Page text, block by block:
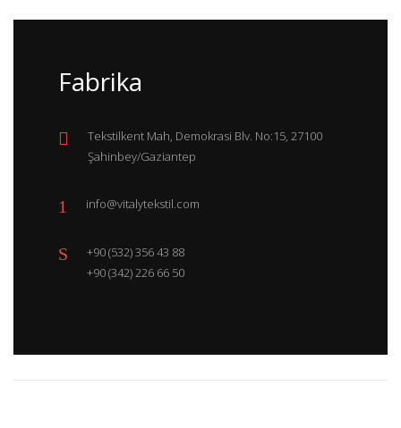
Fabrika
Tekstilkent Mah, Demokrasi Blv. No:15, 27100
Şahinbey/Gaziantep
info@vitalytekstil.com
+90 (532) 356 43 88
+90 (342) 226 66 50